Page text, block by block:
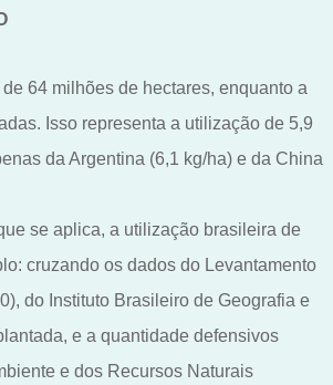
de 64 milhões de hectares, enquanto a
Isso representa a utilização de 5,9
da Argentina (6,1 kg/ha) e da China
se aplica, a utilização brasileira de
: cruzando os dados do Levantamento
do Instituto Brasileiro de Geografia e
e a quantidade defensivos
e dos Recursos Naturais